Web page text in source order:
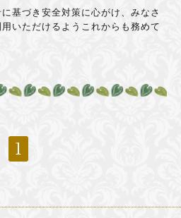
基づき安全対策に心がけ、みなさ
いただけるようこれからも務めて
1